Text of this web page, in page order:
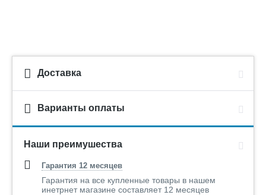
Доставка
Варианты оплаты
Наши преимушества
Гарантия 12 месяцев
Гарантия на все купленные товары в нашем
инетрнет магазине составляет 12 месяцев